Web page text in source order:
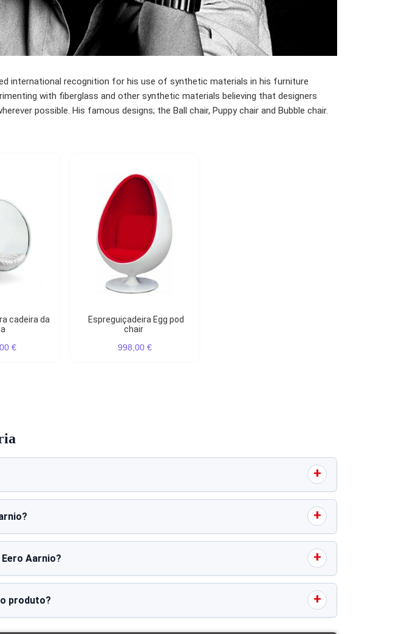
international recognition for his use of synthetic materials in his furniture
with fiberglass and other synthetic materials believing that designers
possible. His famous designs; the Ball chair, Puppy chair and Bubble chair.
€
Espreguiçadeira Egg pod
chair
998,00 €
Aarnio?
produto?